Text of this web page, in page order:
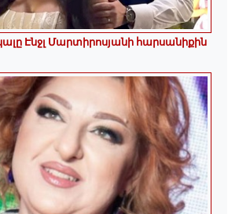
Էնջլ Մարտիրոսյանի հարսանիքին